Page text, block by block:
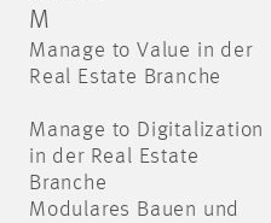
M
Manage to Value in der
Real Estate Branche
Manage to Digitalization
in der Real Estate
Branche
Modulares Bauen und